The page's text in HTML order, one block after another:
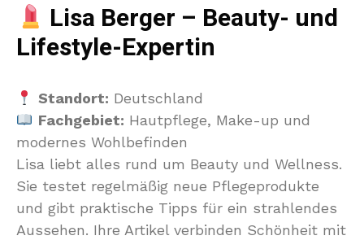
Lisa Berger – Beauty- und
Lifestyle-Expertin
Standort: Deutschland
Fachgebiet: Hautpflege, Make-up und
modernes Wohlbefinden
Lisa liebt alles rund um Beauty und Wellness.
Sie testet regelmäßig neue Pflegeprodukte
und gibt praktische Tipps für ein strahlendes
Aussehen. Ihre Artikel verbinden Schönheit mit